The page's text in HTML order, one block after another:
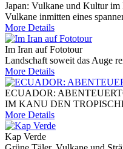
Japan: Vulkane und Kultur im
Vulkane inmitten eines
More Details
Im Iran auf Fototour
Landschaft soweit das Auge
More Details
ECUADOR:
IM KANU DEN
More Details
Kap Verde